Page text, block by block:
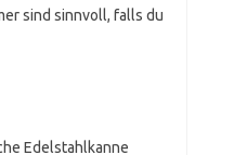
sind sinnvoll, falls du
Edelstahlkanne